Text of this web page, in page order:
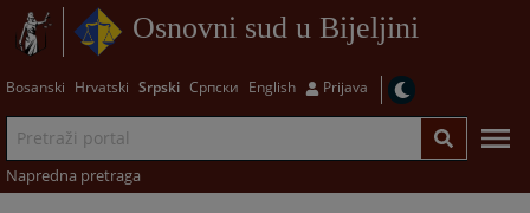
Osnovni sud u Bijeljini
Bosanski Hrvatski Srpski Српски English Prijava
Napredna pretraga